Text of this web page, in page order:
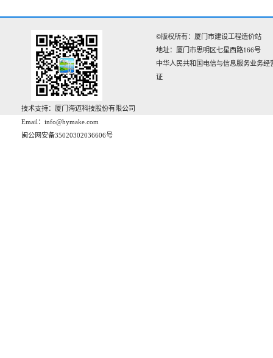
©版权所有：厦门市建设工程造价站
地址：厦门市思明区七星西路166号‌‌
中华人民共和国电信与信息服务业务经
证
技术支持：厦门海迈科技股份有限公司
Email：info@hymake.com
闽公网安备35020302036606号